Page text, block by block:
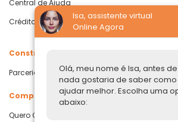
Isa, assistente virtual
Online Agora
Olá, meu nome é Isa, antes
nada gostaria de saber
ajudar melhor. Escolha uma
abaixo:
Central de Ajuda
Crédito com Garantia de Imóvel
Construtoras
Parcerias Imobiliárias
Comprar ou alugar
Quero Comprar